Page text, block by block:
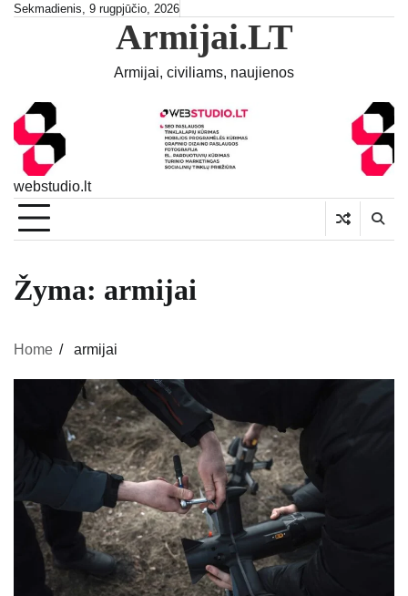
SkipSekmadienis, 9 rugpjūčio, 2026
Armijai.LT
Armijai, civiliams, naujienos
webstudio.lt
Žyma: armijai
Home armijai